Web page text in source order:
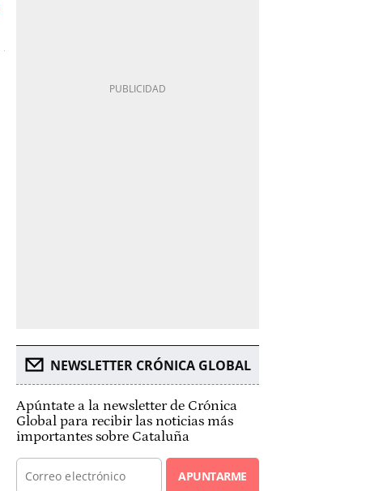
NEWSLETTER CRÓNICA GLOBAL
Apúntate a la newsletter de Crónica
Global para recibir las noticias más
importantes sobre Cataluña
APUNTARME